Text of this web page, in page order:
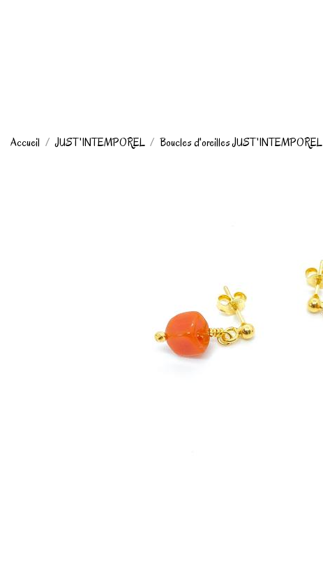
Accueil JUST'INTEMPOREL Boucles d'oreilles JUST'INTEMPOREL